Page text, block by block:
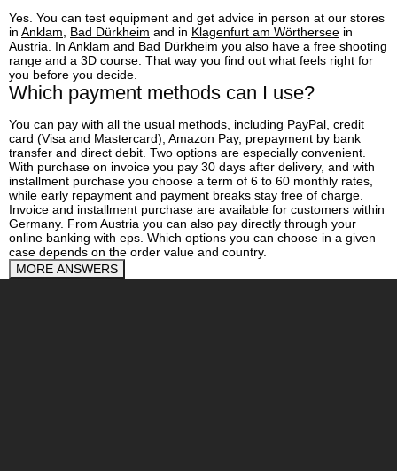
Yes. You can test equipment and get advice in person at our stores
in Anklam Bad Dürkheim and in Klagenfurt am Wörthersee in
Austria. In Anklam and Bad Dürkheim you also have a free shooting
range and a 3D course. That way you find out what feels right for
you before you decide.
Which payment methods can I use?
You can pay with all the usual methods, including PayPal, credit
card (Visa and Mastercard), Amazon Pay, prepayment by bank
transfer and direct debit. Two options are especially convenient.
With purchase on invoice you pay 30 days after delivery, and with
installment purchase you choose a term of 6 to 60 monthly rates,
while early repayment and payment breaks stay free of charge.
Invoice and installment purchase are available for customers within
Germany. From Austria you can also pay directly through your
online banking with eps. Which options you can choose in a given
case depends on the order value and country.
MORE ANSWERS